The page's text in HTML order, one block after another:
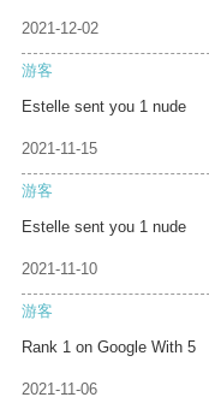
2021-12-02
游客
Estelle sent you 1 nude
2021-11-15
游客
Estelle sent you 1 nude
2021-11-10
游客
Rank 1 on Google With 5
2021-11-06